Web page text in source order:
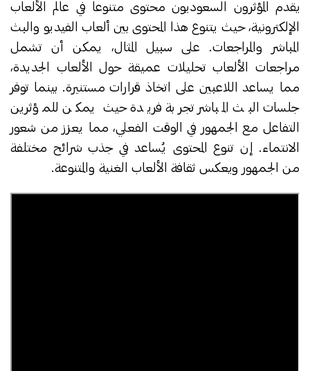
يقدم المؤثرون السعوديون محتوى متنوعاً في عالم الألعاب
الإلكترونية، حيث يتنوع هذا المحتوى بين ألعاب الفيديو والبث
المباشر والمراجعات. على سبيل المثال، يمكن أن تشمل
مراجعات الألعاب تحليلات عميقة حول الألعاب الجديدة،
مما يساعد اللاعبين على اتخاذ قرارات مستنيرة. بينما توفر
جلسات البث المباشر تجربة فريدة حيث يمكن للمؤثرين
التفاعل مع الجمهور في الوقت الفعلي، مما يعزز من شعور
الانتماء. إن تنوع المحتوى يُساعد في جذب شرائح مختلفة
من الجمهور ويعكس ثقافة الألعاب الغنية والمتنوعة.